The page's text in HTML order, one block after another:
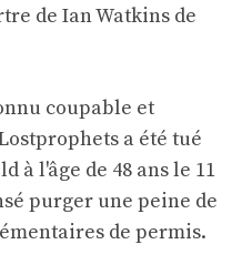
de Ian Watkins de
coupable et
a été tué
à l'âge de 48 ans le 11
purger une peine de
de permis.